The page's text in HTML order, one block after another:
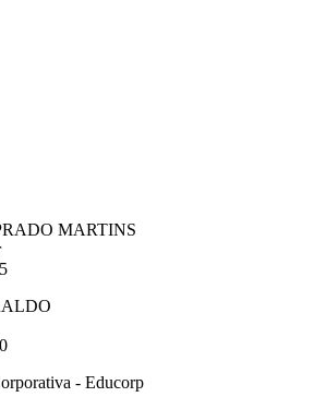
MARTINS
- Educorp